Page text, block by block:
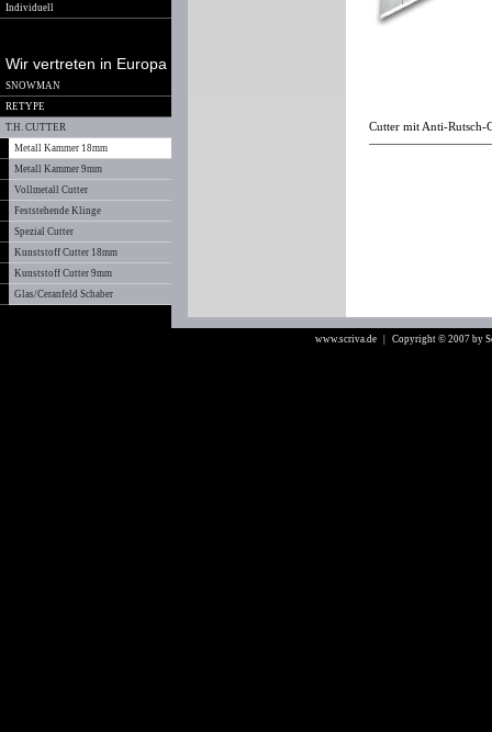
Individuell
Wir vertreten in Europa
SNOWMAN
RETYPE
T.H. CUTTER
Metall Kammer 18mm
Metall Kammer 9mm
Vollmetall Cutter
Feststehende Klinge
Spezial Cutter
Kunststoff Cutter 18mm
Kunststoff Cutter 9mm
Glas/Ceranfeld Schaber
Cutter mit Anti-Rutsch-
www.scriva.de | Copyright © 2007 by